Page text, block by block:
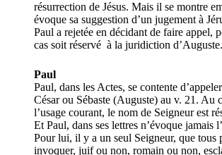
résurrection de Jésus. Mais il se montre
évoque sa suggestion d’un jugement à
Paul a rejetée en décidant de faire appel,
cas soit réservé à la juridiction d’Auguste.
Paul
Paul, dans les Actes, se contente
César ou Sébaste (Auguste) au v. 21. Au
l’usage courant, le nom de Seigneur est
Et Paul, dans ses lettres n’évoque jamais
Pour lui, il y a un seul Seigneur, que tous
invoquer, juif ou non, romain ou non,